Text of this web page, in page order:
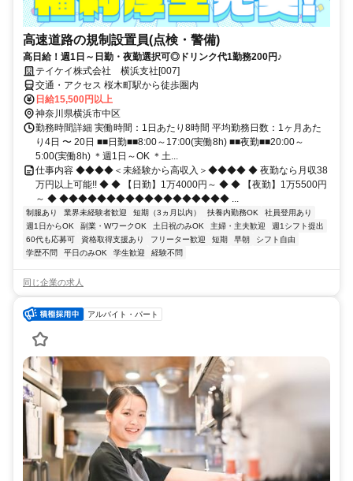
高速道路の規制設置員(点検・警備)
高日給！週1日～日勤・夜勤選択可◎ドリンク代1勤務200円♪
テイケイ株式会社 横浜支社[007]
交通・アクセス 桜木町駅から徒歩圏内
日給15,500円以上
神奈川県横浜市中区
勤務時間詳細 実働時間：1日あたり8時間 平均勤務日数：1ヶ月あた
り4日 〜 20日 ■■日勤■■8:00～17:00(実働8h) ■■夜勤■■20:00～
5:00(実働8h) ＊週1日～OK ＊土...
仕事内容 ◆◆◆◆＜未経験から高収入＞◆◆◆◆ ◆ 夜勤なら月収38
万円以上可能!! ◆ ◆ 【日勤】1万4000円～ ◆ ◆ 【夜勤】1万5500円
～ ◆ ◆◆◆◆◆◆◆◆◆◆◆◆◆◆◆◆◆◆ ...
制服あり 業界未経験者歓迎 短期（3ヵ月以内） 扶養内勤務OK
社員登用あり
週1日からOK
副業・WワークOK 土日祝のみOK 主婦・主夫歓迎
週1シフト提出
60代も応募可
資格取得支援あり フリーター歓迎 短期 早朝
シフト自由
学歴不問
平日のみOK 学生歓迎 経験不問
同じ企業の求人
アルバイト・パート